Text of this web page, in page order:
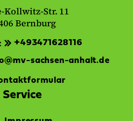
Kollwitz-Str. 11
Bernburg
+493471628116
sachsen-anhalt.de
Service